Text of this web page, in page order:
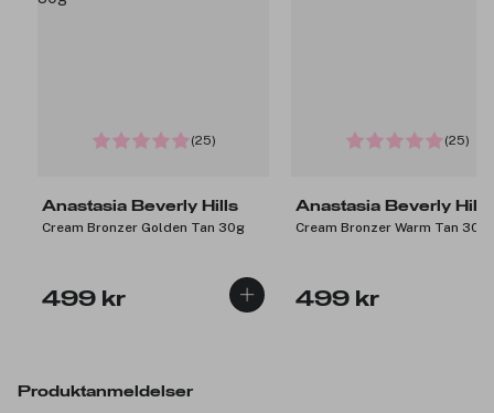
(25)
Anastasia Beverly Hills
Cream Bronzer Golden Tan 30g
499 kr
(25)
Anastasia Beverly Hills
Cream Bronzer Warm Tan 30g
499 kr
Produktanmeldelser